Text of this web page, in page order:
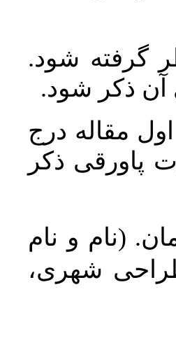
گرفته شود.
آن ذکر شود.
مقاله درج
پاورقی ذکر
(نام و نام
شهری،